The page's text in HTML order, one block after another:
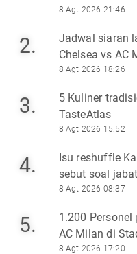
8 Agt 2026 21:46
2.
Jadwal siaran
Chelsea vs AC
8 Agt 2026 18:26
3.
5 Kuliner
TasteAtlas
8 Agt 2026 15:52
4.
Isu reshuffle
sebut soal
8 Agt 2026 08:37
5.
1.200
AC Milan di
8 Agt 2026 17:20